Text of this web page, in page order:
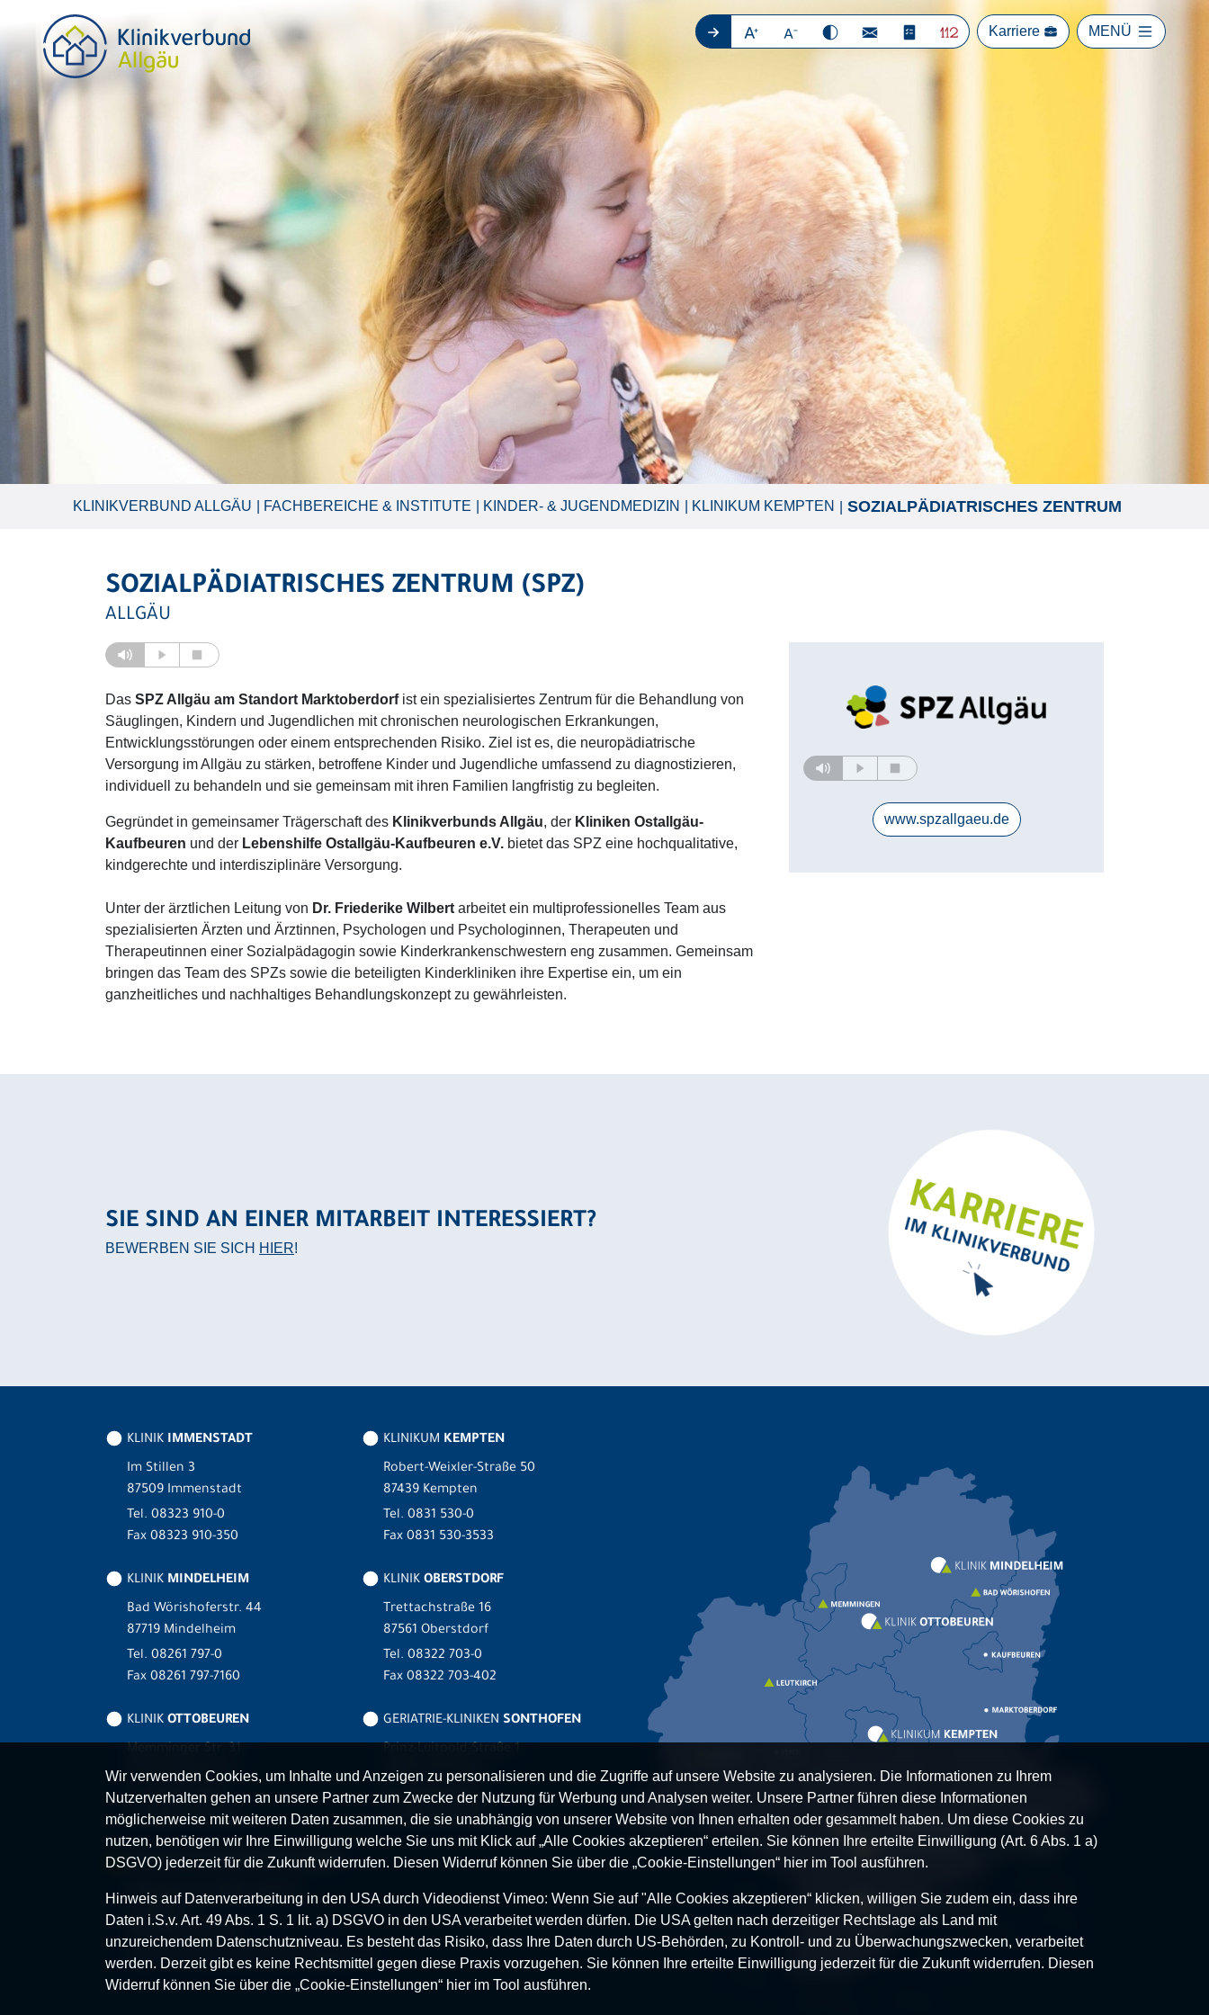
Karriere MENÜ
KLINIKVERBUND ALLGÄU FACHBEREICHE & INSTITUTE KINDER- & JUGENDMEDIZIN KLINIKUM KEMPTEN SOZIALPÄDIATRISCHES ZENTRUM
SOZIALPÄDIATRISCHES ZENTRUM (SPZ)
ALLGÄU
Das SPZ Allgäu am Standort Marktoberdorfist ein spezialisiertes Zentrum für die Behandlung von
Säuglingen, Kindern und Jugendlichen mit chronischen neurologischen Erkrankungen,
Entwicklungsstörungen oder einem entsprechenden Risiko. Ziel ist es, die neuropädiatrische
Versorgung im Allgäu zu stärken, betroffene Kinder und Jugendliche umfassend zu diagnostizieren,
individuell zu behandeln und sie gemeinsam mit ihren Familien langfristig zu begleiten.
Gegründet in gemeinsamer Trägerschaft des Klinikverbunds Allgäu, der Kliniken Ostallgäu-
Kaufbeuren und der Lebenshilfe Ostallgäu-Kaufbeuren e.V. bietet das SPZ eine hochqualitative,
kindgerechte und interdisziplinäre Versorgung.
Unter der ärztlichen Leitung von Dr. Friederike Wilbert arbeitet ein multiprofessionelles Team aus
spezialisierten Ärzten und Ärztinnen, Psychologen und Psychologinnen, Therapeuten und
Therapeutinnen einer Sozialpädagogin sowie Kinderkrankenschwestern eng zusammen. Gemeinsam
bringen das Team des SPZs sowie die beteiligten Kinderkliniken ihre Expertise ein, um ein
ganzheitliches und nachhaltiges Behandlungskonzept zu gewährleisten.
www.spzallgaeu.de
SIE SIND AN EINER MITARBEIT INTERESSIERT?
BEWERBEN SIE SICH HIER!
KLINIK IMMENSTADT
Im Stillen 3
87509 Immenstadt
Tel. 08323 910-0
Fax 08323 910-350
KLINIK MINDELHEIM
Bad Wörishoferstr. 44
87719 Mindelheim
Tel. 08261 797-0
Fax 08261 797-7160
KLINIK OTTOBEUREN
87724 Ottobeuren
Tel.08332 792-0
Fax 08332 792-5416
KLINIKUM KEMPTEN
Robert-Weixler-Straße 50
87439 Kempten
Tel. 0831 530-0
Fax 0831 530-3533
KLINIK OBERSTDORF
Trettachstraße 16
87561 Oberstdorf
Tel. 08322 703-0
Fax 08322 703-402
GERIATRIE-KLINIKEN SONTHOFEN
87527 Sonthofen
Tel.08321 804-0
Fax 08321 804-119
MVZ-FACHPRAXENVERBUNDALLGÄU
Klinikverbund Allgäu gGmbH
Im Stillen 2
87509 Immenstadt
www.mvz-fachpraxenverbund-allgaeu.de
Wir verwenden Cookies, um Inhalte und Anzeigen zu personalisieren und die Zugriffe auf unsere Website zu analysieren. Die Informationen zu Ihrem
Nutzerverhalten gehen an unsere Partner zum Zwecke der Nutzung für Werbung und Analysen weiter. Unsere Partner führen diese Informationen
möglicherweise mit weiteren Daten zusammen, die sie unabhängig von unserer Website von Ihnen erhalten oder gesammelt haben. Um diese Cookies zu
nutzen, benötigen wir Ihre Einwilligung welche Sie uns mit Klick auf „Alle Cookies akzeptieren“ erteilen. Sie können Ihre erteilte Einwilligung (Art. 6 Abs. 1 a)
DSGVO) jederzeit für die Zukunft widerrufen. Diesen Widerruf können Sie über die „Cookie-Einstellungen“ hier im Tool ausführen.
Hinweis auf Datenverarbeitung in den USA durch Videodienst Vimeo: Wenn Sie auf "Alle Cookies akzeptieren“ klicken, willigen Sie zudem ein, dass ihre
Daten i.S.v. Art. 49 Abs. 1 S. 1 lit. a) DSGVO in den USA verarbeitet werden dürfen. Die USA gelten nach derzeitiger Rechtslage als Land mit
unzureichendem Datenschutzniveau. Es besteht das Risiko, dass Ihre Daten durch US-Behörden, zu Kontroll- und zu Überwachungszwecken, verarbeitet
werden. Derzeit gibt es keine Rechtsmittel gegen diese Praxis vorzugehen. Sie können Ihre erteilte Einwilligung jederzeit für die Zukunft widerrufen. Diesen
Widerruf können Sie über die „Cookie-Einstellungen“ hier im Tool ausführen.